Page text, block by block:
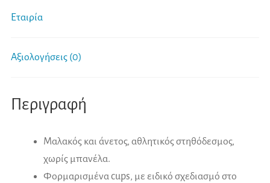
Εταιρία
Αξιολογήσεις (0)
Περιγραφή
Μαλακός και άνετος, αθλητικός στηθόδεσμος,
χωρίς μπανέλα.
Φορμαρισμένα cups, με ειδικό σχεδιασμό στο